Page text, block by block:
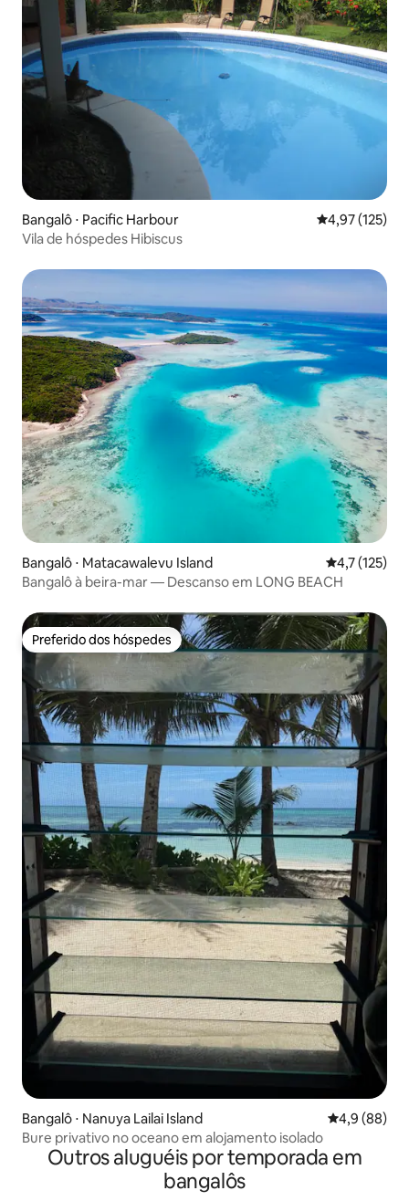
Bangalô ⋅ Pacific Harbour 4,97 de uma
4,97 (125)
Vila de hóspedes Hibiscus
Bangalô ⋅ Matacawalevu Island 4,7 de uma
4,7 (125)
Bangalô à beira-mar — Descanso em LONG BEACH
Preferido dos hóspedes
Preferido dos hóspedes
Bangalô ⋅ Nanuya Lailai Island 4,9 de uma
4,9 (88)
Bure privativo no oceano em alojamento isolado
Outros aluguéis por temporada em
bangalôs